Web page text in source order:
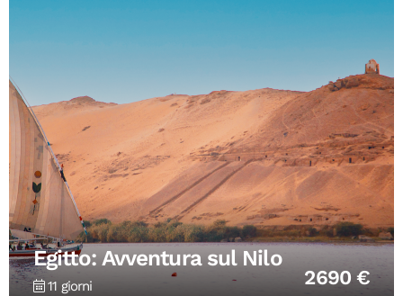
Egitto: Avventura sul Nilo
11 giorni 2690 €